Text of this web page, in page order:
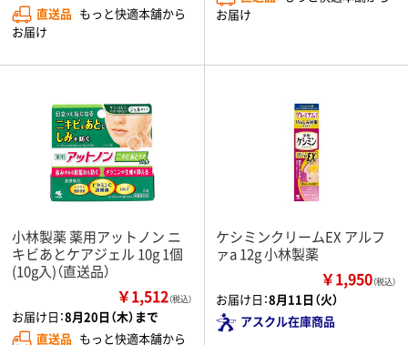
直送品 もっと快適本舗から
お届け
お届け
小林製薬 薬用アットノン ニ
キビあとケアジェル 10g 1個
(10g入)（直送品）
￥1,512（税込）
お届け日：8月20日（木）まで
直送品 もっと快適本舗から
ケシミンクリームEX アルフ
ァa 12g 小林製薬
￥1,950（税込）
お届け日：8月11日（火）
アスクル在庫商品